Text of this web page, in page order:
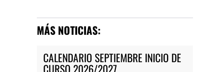
MÁS NOTICIAS:
CALENDARIO SEPTIEMBRE INICIO DE
CURSO 2026/2027